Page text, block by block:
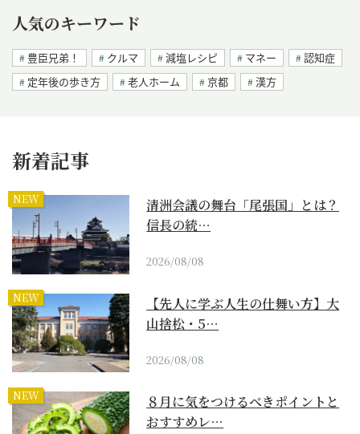
人気のキーワード
豊臣兄弟！ クルマ 減塩レシピ マネー
認知症
定年後の歩き方
老人ホーム 京都 漢方
新着記事
NEW
清洲会議の舞台「尾張国」とは？
信長の統…
2026/08/08
NEW
【先人に学ぶ人生の仕舞い方】大
山捨松・5…
2026/08/08
NEW
８月に気をつけるべきポイントと
おすすめレ…